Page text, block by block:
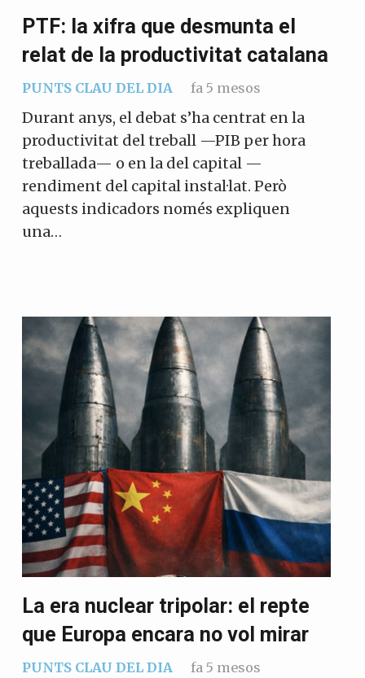
PTF: la xifra que desmunta el
relat de la productivitat catalana
PUNTS CLAU DEL DIA fa 5 mesos
Durant anys, el debat s’ha centrat en la
productivitat del treball —PIB per hora
treballada— o en la del capital —
rendiment del capital instal·lat. Però
aquests indicadors només expliquen
una…
La era nuclear tripolar: el repte
que Europa encara no vol mirar
PUNTS CLAU DEL DIA fa 5 mesos